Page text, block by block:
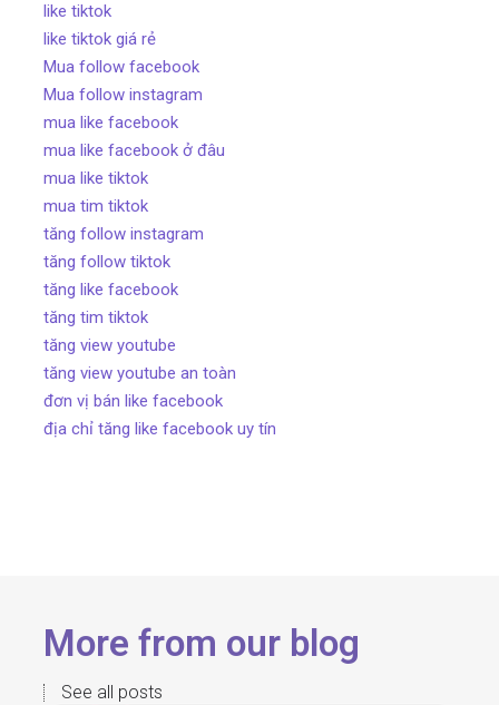
like tiktok
like tiktok giá rẻ
Mua follow facebook
Mua follow instagram
mua like facebook
mua like facebook ở đâu
mua like tiktok
mua tim tiktok
tăng follow instagram
tăng follow tiktok
tăng like facebook
tăng tim tiktok
tăng view youtube
tăng view youtube an toàn
đơn vị bán like facebook
địa chỉ tăng like facebook uy tín
More from our blog
See all posts